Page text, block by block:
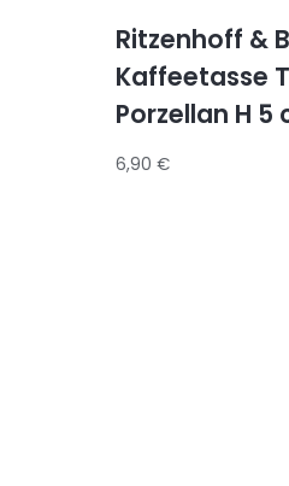
Ritzenhoff &
Kaffeetasse
Porzellan H 5
6,90€